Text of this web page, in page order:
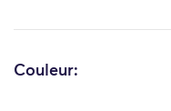
Couleur: